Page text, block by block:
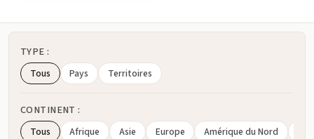
TYPE :
Tous Pays Territoires
CONTINENT :
Tous Afrique Asie Europe Amérique du Nord